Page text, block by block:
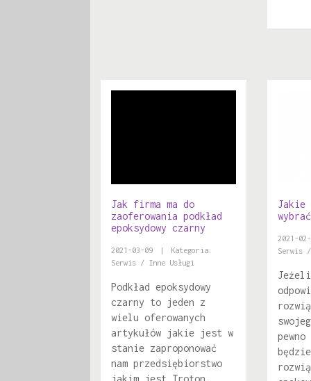
Jak firma ma do
zaoferowania podkład
epoksydowy czarny
2021-03-09 |
Kategoria:
Serwis / Inne Usługi
Podkład epoksydowy
czarny to jeden z
wielu oferowanych
artykułów jakie jest w
stanie zaproponować
nam przedsiębiorstwo
jakim jest Troton.
Jakie
2021-
Serwis
pewno